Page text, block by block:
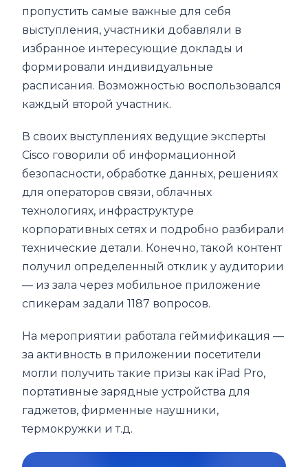
пропустить самые важные для себя
выступления, участники добавляли в
избранное интересующие доклады и
формировали индивидуальные
расписания. Возможностью воспользовался
каждый второй участник.
В своих выступлениях ведущие эксперты
Cisco говорили об информационной
безопасности, обработке данных, решениях
для операторов связи, облачных
технологиях, инфраструктуре
корпоративных сетях и подробно разбирали
технические детали. Конечно, такой контент
получил определенный отклик у аудитории
— из зала через мобильное приложение
спикерам задали 1187 вопросов.
На мероприятии работала геймификация —
за активность в приложении посетители
могли получить такие призы как iPad Pro,
портативные зарядные устройства для
гаджетов, фирменные наушники,
термокружки и т.д.